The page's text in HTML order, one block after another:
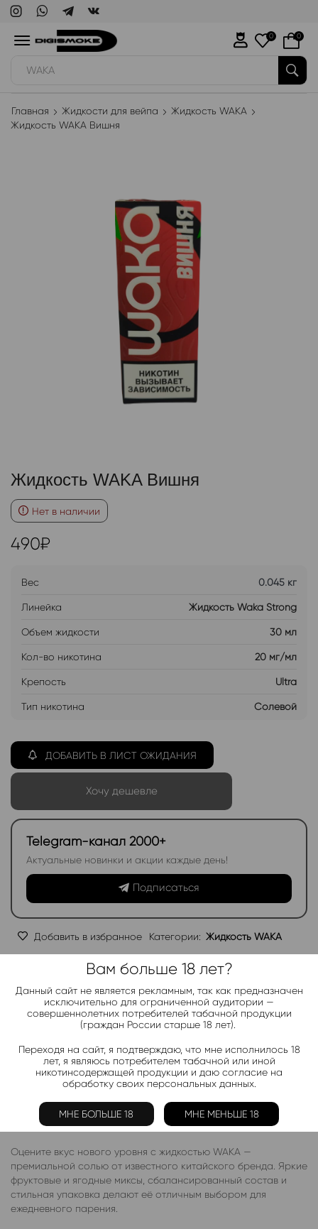
WAKA
0 0
Главная Жидкости для вейпа
Жидкость WAKA
Жидкость WAKA Вишня
Жидкость WAKA Вишня
Нет в наличии
490₽
Вес 0.045 кг
Линейка Жидкость Waka Strong
Объем жидкости 30 мл
Кол-во никотина 20 мг/мл
Крепость Ultra
Тип никотина Солевой
ДОБАВИТЬ В ЛИСТ ОЖИДАНИЯ
Хочу дешевле
Telegram-канал 2000+
Актуальные новинки и акции каждые день!
Подписаться
Добавить в избранное Категории: Жидкость WAKA
Бабл-Гам,Банан,Виноград , Вишня
Киви,Клубника,Лимон,Манго,Мороженое ,Мята,Персик,
Фруктовые,Яблоко,Ягодные
Ананас,Арбуз ,Клубника,Лимон,Малина, Манго,Мята
Персик,Черника,Яблоко
Описание Отзывы (0)
Оцените вкус нового уровня с жидкостью WAKA —
премиальной солью от известного китайского бренда. Яркие
фруктовые и ягодные миксы, сбалансированный состав и
стильная упаковка делают её отличным выбором для
ежедневного парения.
Вам больше 18 лет?
Данный сайт не является рекламным, так как предназначен
исключительно для ограниченной аудитории —
совершеннолетних потребителей табачной продукции
(граждан России старше 18 лет).
Переходя на сайт, я подтверждаю, что мне исполнилось 18
лет, я являюсь потребителем табачной или иной
никотинсодержащей продукции и даю согласие на
обработку своих персональных данных.
МНЕ БОЛЬШЕ 18 МНЕ МЕНЬШЕ 18